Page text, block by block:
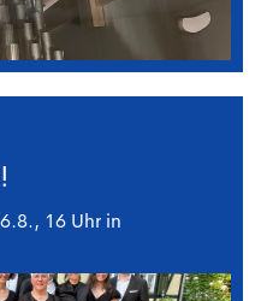
16 Uhr in